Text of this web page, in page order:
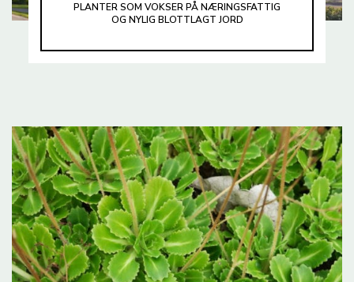
PLANTER SOM VOKSER PÅ NÆRINGSFATTIG
OG NYLIG BLOTTLAGT JORD